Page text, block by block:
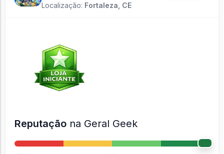
Localização: Fortaleza, CE
Reputação na Geral Geek